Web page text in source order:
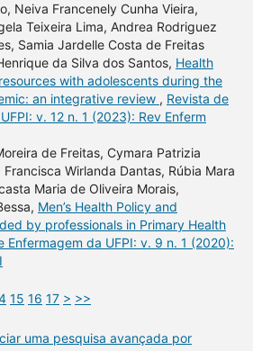
Neiva Francenely Cunha Vieira,
Teixeira Lima, Andrea Rodriguez
Samia Jardelle Costa de Freitas
da Silva dos Santos, Health
with adolescents during the
an integrative review , Revista de
v. 12 n. 1 (2023): Rev Enferm
de Freitas, Cymara Patrizia
Wirlanda Dantas, Rúbia Mara
Maria de Oliveira Morais,
Men’s Health Policy and
by professionals in Primary Health
Enfermagem da UFPI: v. 9 n. 1 (2020):
15 16 17 > >>
uma pesquisa avançada por